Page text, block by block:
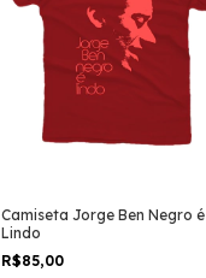
Camiseta Jorge Ben Negro é
Lindo
R$85,00